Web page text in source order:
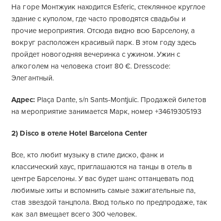
На горе Монтжуик находится Esferic, стеклянное круглое
здание с куполом, где часто проводятся свадьбы и
прочие мероприятия. Отсюда видно всю Барселону, а
вокруг расположен красивый парк. В этом году здесь
пройдет новогодняя вечеринка с ужином. Ужин с
алкоголем на человека стоит 80 €. Dresscode:
Элегантный.
Адрес: Plaça Dante, s/n Sants-Montjuïc. Продажей билетов
на мероприятие занимается Марк, номер +34619305193
2) Disco в отеле Hotel Barcelona Center
Все, кто любит музыку в стиле диско, фанк и
классический хаус, приглашаются на танцы в отель в
центре Барселоны. У вас будет шанс оттанцевать под
любимые хиты и вспомнить самые зажигательные па,
став звездой танцпола. Вход только по предпродаже, так
как зал вмещает всего 300 человек.